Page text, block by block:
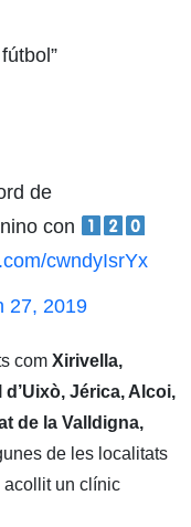
de
con
cwndyIsrYx
27, 2019
comXirivella,
Jérica, Alcoi,
de la Valldigna,
de les localitats
un clínic